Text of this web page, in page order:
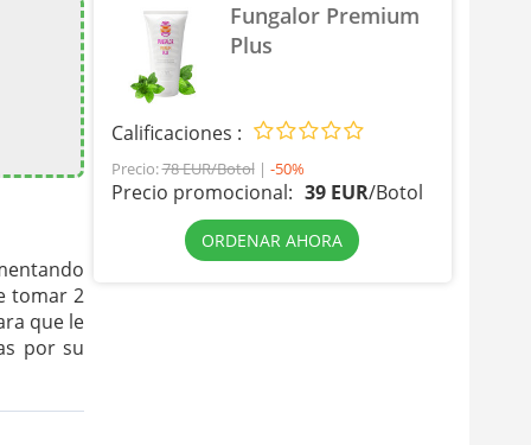
tomar 2
que le
por su
Fungalor Premium
Plus
Calificaciones :
Precio:78 EUR/Botol| -50%
Precio promocional: 39 EUR/Botol
ORDENAR AHORA